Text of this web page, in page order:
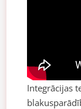
Integrācijas